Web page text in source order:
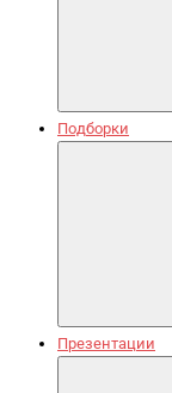
Подборки
Презентации